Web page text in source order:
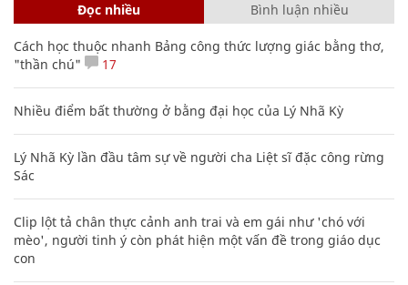
Đọc nhiều Bình luận nhiều
Cách học thuộc nhanh Bảng công thức lượng giác bằng thơ,
"thần chú"
17
Nhiều điểm bất thường ở bằng đại học của Lý Nhã Kỳ
Lý Nhã Kỳ lần đầu tâm sự về người cha Liệt sĩ đặc công rừng
Sác
Clip lột tả chân thực cảnh anh trai và em gái như 'chó với
mèo', người tinh ý còn phát hiện một vấn đề trong giáo dục
con